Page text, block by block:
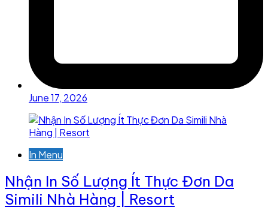
June 17, 2026
In Menu
Nhận In Số Lượng Ít Thực Đơn Da
Simili Nhà Hàng | Resort